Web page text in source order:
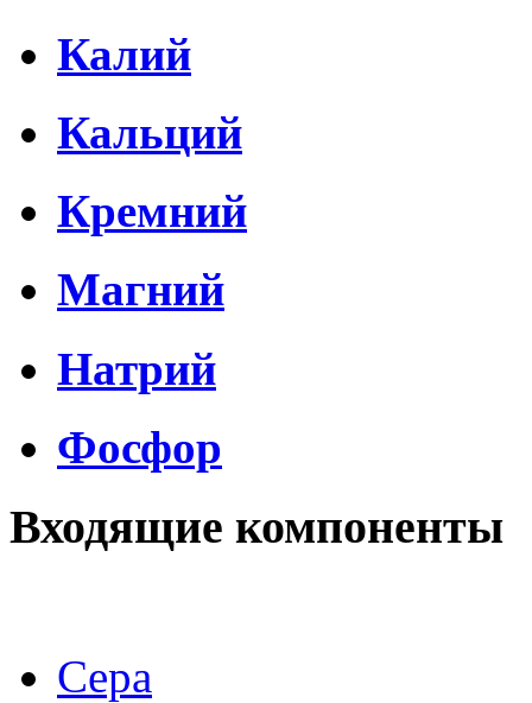
Калий
Кальций
Кремний
Магний
Натрий
Фосфор
Входящие компоненты
Сера